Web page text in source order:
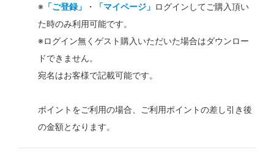
※ 「ご登録」 ・ 「マイページ」 ログインしてご購入頂い
た時のみ利用可能です。
※ログイン無くゲスト購入いただいた場合はダウンロー
ドできません。
宛名はお客様で記載可能です。
ポイントをご利用の場合、ご利用ポイントの差し引き後
の金額となります。